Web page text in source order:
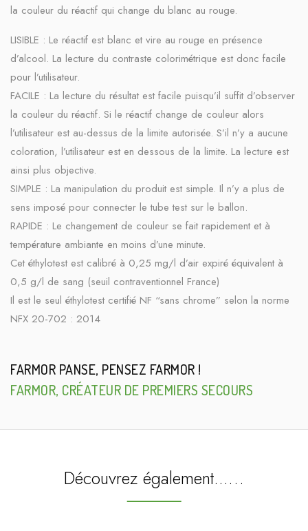
la couleur du réactif qui change du blanc au rouge.
LISIBLE : Le réactif est blanc et vire au rouge en présence
d’alcool. La lecture du contraste colorimétrique est donc facile
pour l’utilisateur.
FACILE : La lecture du résultat est facile puisqu’il suffit d’observer
la couleur du réactif. Si le réactif change de couleur alors
l’utilisateur est au-dessus de la limite autorisée. S’il n’y a aucune
coloration, l’utilisateur est en dessous de la limite. La lecture est
ainsi plus objective.
SIMPLE : La manipulation du produit est simple. Il n’y a plus de
sens imposé pour connecter le tube test sur le ballon.
RAPIDE : Le changement de couleur se fait rapidement et à
température ambiante en moins d’une minute.
Cet éthylotest est calibré à 0,25 mg/l d’air expiré équivalent à
0,5 g/l de sang (seuil contraventionnel France)
Il est le seul éthylotest certifié NF “sans chrome” selon la norme
NFX 20-702 : 2014
FARMOR PANSE, PENSEZ FARMOR !
FARMOR, CRÉATEUR DE PREMIERS SECOURS
Découvrez également...…